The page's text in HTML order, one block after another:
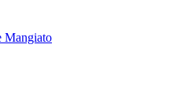
Mangiato